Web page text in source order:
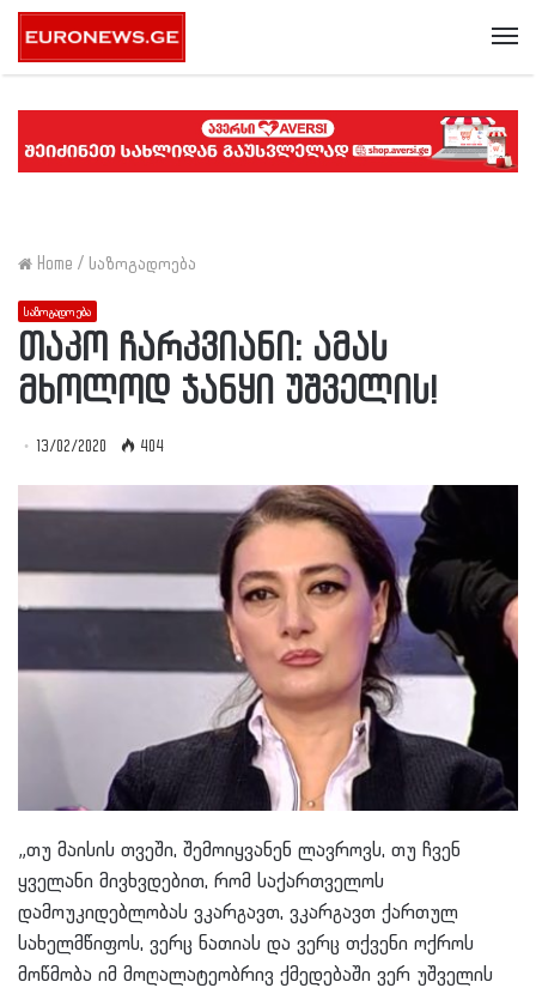
Home / საზოგადოება
საზოგადოება
თაკო ჩარკვიანი: ამას
მხოლოდ ჯანყი უშველის!
13/02/2020 404
„თუ მაისის თვეში, შემოიყვანენ ლავროვს, თუ ჩვენ
ყველანი მივხვდებით, რომ საქართველოს
დამოუკიდებლობას ვკარგავთ, ვკარგავთ ქართულ
სახელმწიფოს, ვერც ნათიას და ვერც თქვენი ოქროს
მოწმობა იმ მოღალატეობრივ ქმედებაში ვერ უშველის